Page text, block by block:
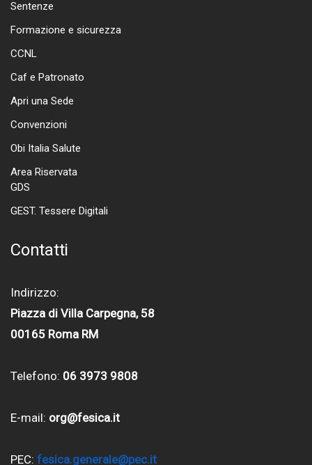
Sentenze
Formazione e sicurezza
CCNL
Caf e Patronato
Apri una Sede
Convenzioni
Obi Italia Salute
Area Riservata
GDS
GEST. Tessere Digitali
Contatti
Indirizzo:
Piazza di Villa Carpegna, 58
00165 Roma RM
Telefono: 06 3973 9808
E-mail: org@fesica.it
PEC: fesica.generale@pec.it